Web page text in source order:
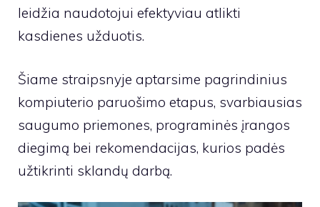
leidžia naudotojui efektyviau atlikti
kasdienes užduotis.
Šiame straipsnyje aptarsime pagrindinius
kompiuterio paruošimo etapus, svarbiausias
saugumo priemones, programinės įrangos
diegimą bei rekomendacijas, kurios padės
užtikrinti sklandų darbą.